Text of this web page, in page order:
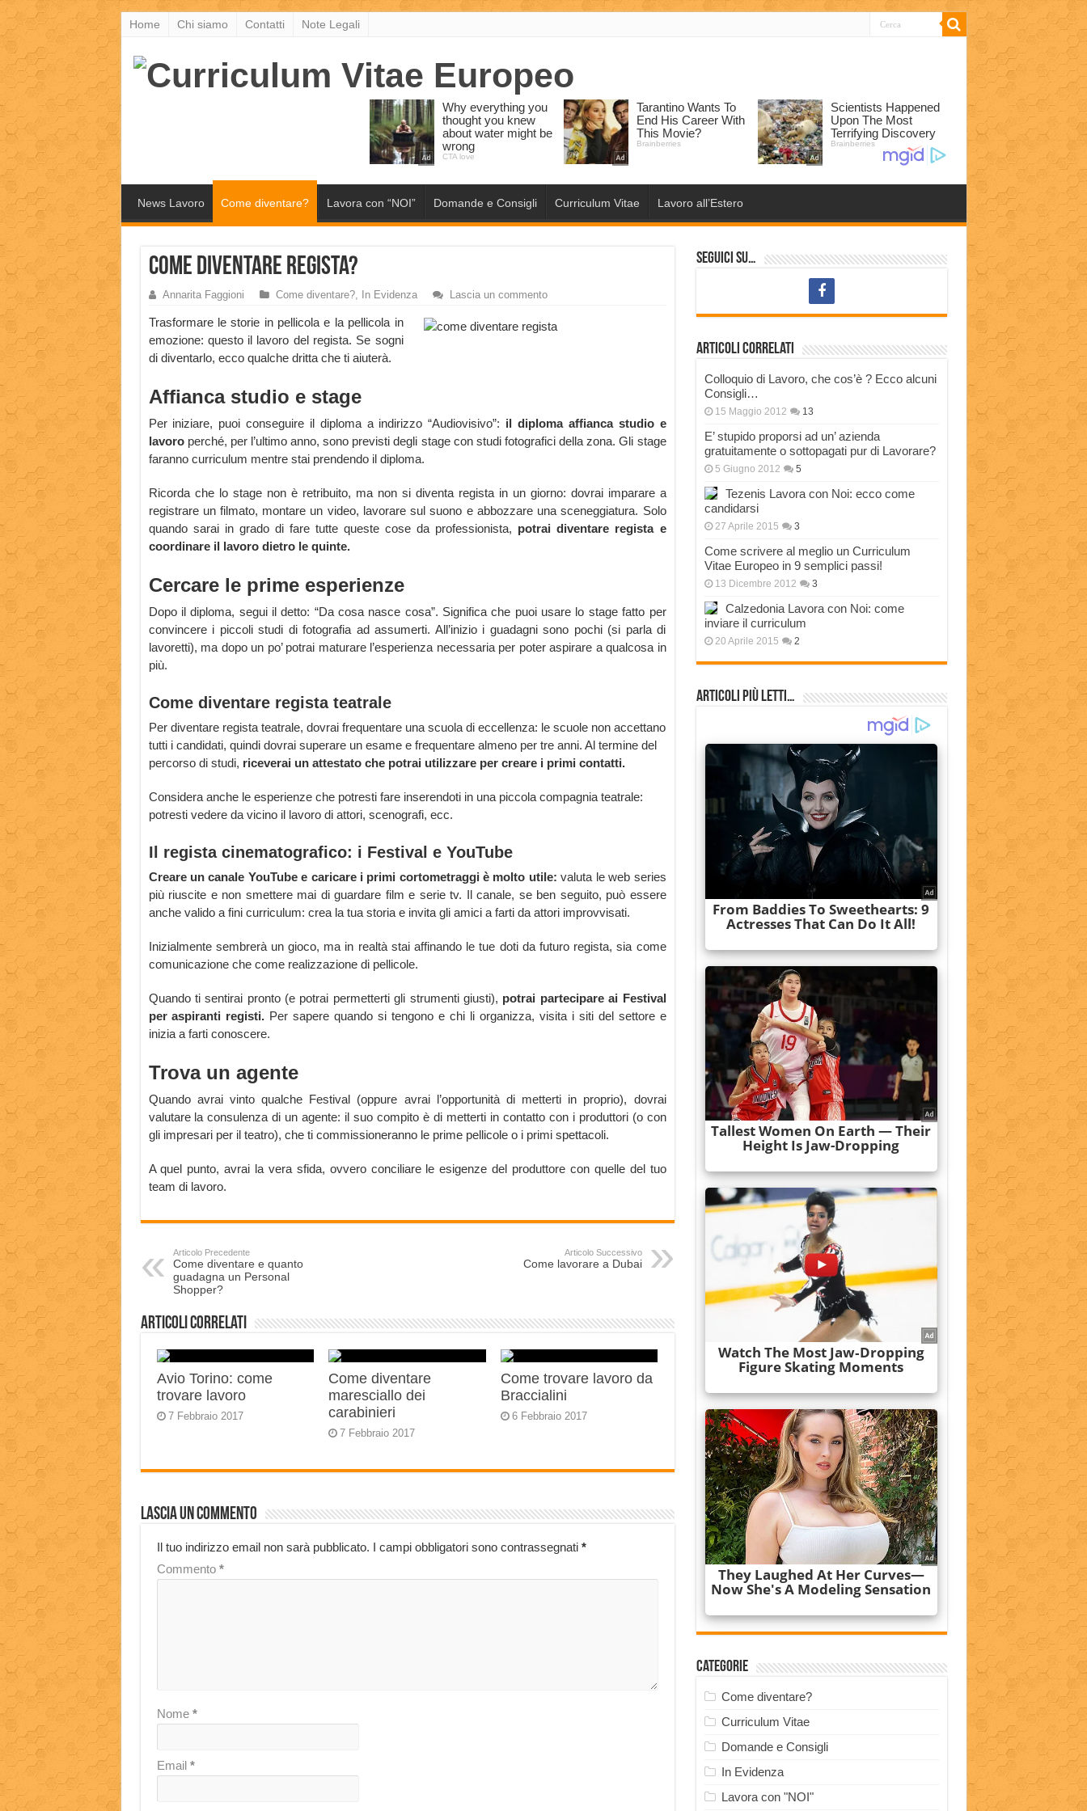
Home Chi siamo Contatti Note Legali
News Lavoro Come diventare? Lavora con “NOI” Domande e Consigli Curriculum Vitae Lavoro all’Estero
Come diventare regista?
Annarita Faggioni Come diventare?, In Evidenza Lascia un commento
Trasformare le storie in pellicola e la pellicola in
emozione: questo il lavoro del regista. Se sogni
di diventarlo, ecco qualche dritta che ti aiuterà.
Affianca studio e stage
Per iniziare, puoi conseguire il diploma a indirizzo “Audiovisivo”: il diploma affianca studio e
lavoroperché, per l’ultimo anno, sono previsti degli stage con studi fotografici della zona. Gli stage
faranno curriculum mentre stai prendendo il diploma.
Ricorda che lo stage non è retribuito, ma non si diventa regista in un giorno: dovrai imparare a
registrare un filmato, montare un video, lavorare sul suono e abbozzare una sceneggiatura. Solo
quando sarai in grado di fare tutte queste cose da professionista, potrai diventare regista e
coordinare il lavoro dietro le quinte.
Cercare le prime esperienze
Dopo il diploma, segui il detto: “Da cosa nasce cosa”. Significa che puoi usare lo stage fatto per
convincere i piccoli studi di fotografia ad assumerti. All’inizio i guadagni sono pochi (si parla di
lavoretti), ma dopo un po’ potrai maturare l’esperienza necessaria per poter aspirare a qualcosa in
più.
Come diventare regista teatrale
Per diventare regista teatrale, dovrai frequentare una scuola di eccellenza: le scuole non accettano
tutti i candidati, quindi dovrai superare un esame e frequentare almeno per tre anni. Al termine del
percorso di studi, riceverai un attestato che potrai utilizzare per creare i primi contatti.
Considera anche le esperienze che potresti fare inserendoti in una piccola compagnia teatrale:
potresti vedere da vicino il lavoro di attori, scenografi, ecc.
Il regista cinematografico: i Festival e YouTube
Creare un canale YouTube e caricare i primi cortometraggi è molto utile: valuta le web series
più riuscite e non smettere mai di guardare film e serie tv. Il canale, se ben seguito, può essere
anche valido a fini curriculum: crea la tua storia e invita gli amici a farti da attori improvvisati.
Inizialmente sembrerà un gioco, ma in realtà stai affinando le tue doti da futuro regista, sia come
comunicazione che come realizzazione di pellicole.
Quando ti sentirai pronto (e potrai permetterti gli strumenti giusti), potrai partecipare ai Festival
per aspiranti registi. Per sapere quando si tengono e chi li organizza, visita i siti del settore e
inizia a farti conoscere.
Trova un agente
Quando avrai vinto qualche Festival (oppure avrai l’opportunità di metterti in proprio), dovrai
valutare la consulenza di un agente: il suo compito è di metterti in contatto con i produttori (o con
gli impresari per il teatro), che ti commissioneranno le prime pellicole o i primi spettacoli.
A quel punto, avrai la vera sfida, ovvero conciliare le esigenze del produttore con quelle del tuo
team di lavoro.
Articolo Precedente
Come diventare e quanto
guadagna un Personal
Shopper?
Articolo Successivo
Come lavorare a Dubai
Articoli correlati
Avio Torino: come
trovare lavoro
7 Febbraio 2017
Come diventare
maresciallo dei
carabinieri
7 Febbraio 2017
Come trovare lavoro da
Braccialini
6 Febbraio 2017
Lascia un commento
Il tuo indirizzo email non sarà pubblicato. I campi obbligatori sono contrassegnati *
Commento *
Nome *
Email *
Seguici su…
Articoli correlati
Colloquio di Lavoro, che cos’è ? Ecco alcuni
Consigli…
15 Maggio 2012 13
E’ stupido proporsi ad un’ azienda
gratuitamente o sottopagati pur di Lavorare?
5 Giugno 2012 5
Tezenis Lavora con Noi: ecco come
candidarsi
27 Aprile 2015 3
Come scrivere al meglio un Curriculum
Vitae Europeo in 9 semplici passi!
13 Dicembre 2012 3
Calzedonia Lavora con Noi: come
inviare il curriculum
20 Aprile 2015 2
Articoli più Letti…
Categorie
Come diventare?
Curriculum Vitae
Domande e Consigli
In Evidenza
Lavora con "NOI"